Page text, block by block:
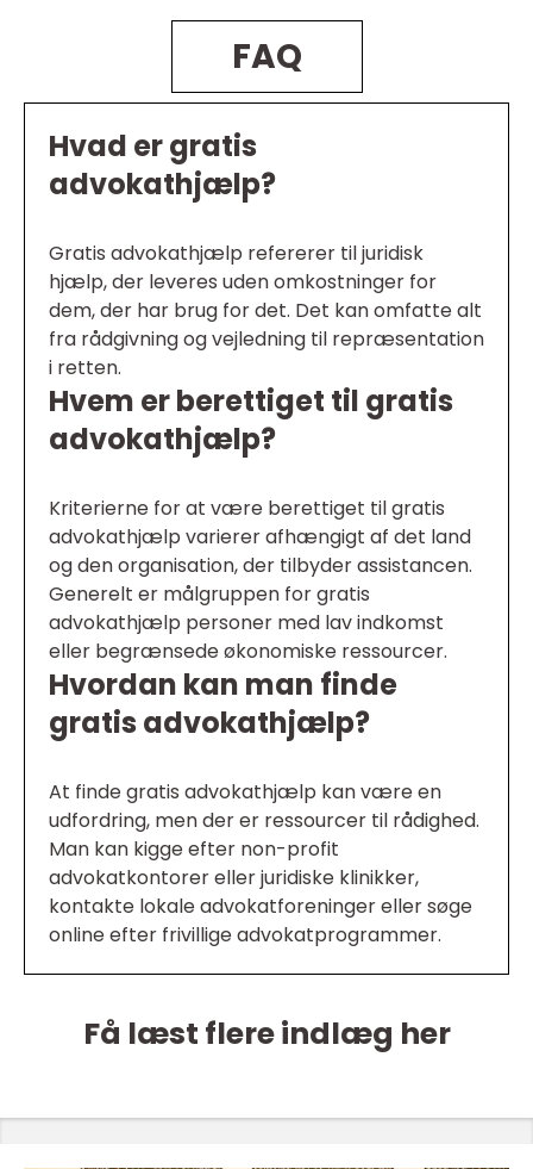
FAQ
Hvad er gratis
advokathjælp?
Gratis advokathjælp refererer til juridisk
hjælp, der leveres uden omkostninger for
dem, der har brug for det. Det kan omfatte alt
fra rådgivning og vejledning til repræsentation
i retten.
Hvem er berettiget til gratis
advokathjælp?
Kriterierne for at være berettiget til gratis
advokathjælp varierer afhængigt af det land
og den organisation, der tilbyder assistancen.
Generelt er målgruppen for gratis
advokathjælp personer med lav indkomst
eller begrænsede økonomiske ressourcer.
Hvordan kan man finde
gratis advokathjælp?
At finde gratis advokathjælp kan være en
udfordring, men der er ressourcer til rådighed.
Man kan kigge efter non-profit
advokatkontorer eller juridiske klinikker,
kontakte lokale advokatforeninger eller søge
online efter frivillige advokatprogrammer.
Få læst flere indlæg her